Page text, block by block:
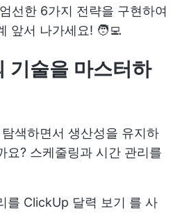
선한 6가지 전략을 구현하여
앞서 나가세요! 🧑‍💻
기술을 마스터하
색하면서 생산성을 유지하
요? 스케줄링과 시간 관리를
를 ClickUp 달력 보기 를 사